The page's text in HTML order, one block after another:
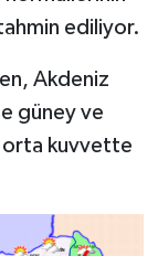
ediliyor.
Akdeniz
güney ve
orta kuvvette